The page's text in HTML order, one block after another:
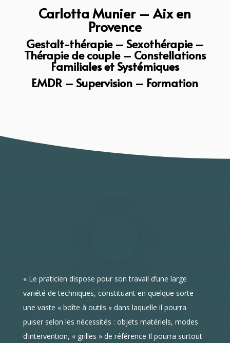
Carlotta Munier – Aix en
Provence
Gestalt-thérapie – Sexothérapie –
Thérapie de couple – Constellations
Familiales et Systémiques
EMDR –Supervision – Formation
« Le praticien dispose pour son travail d’une large
variété de techniques, constituant en quelque sorte
une vaste « boîte à outils » dans laquelle il pourra
puiser selon les nécessités : objets matériels, modes
d’intervention, « grilles » de référence Il pourra surtout